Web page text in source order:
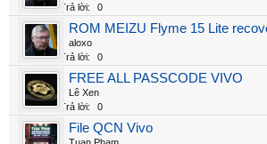
Trả lời:
0
ROM MEIZU Flyme 15 Lite
aloxo
Trả lời:
0
FREE ALL PASSCODE VIVO
Lê Xen
Trả lời:
0
File QCN Vivo